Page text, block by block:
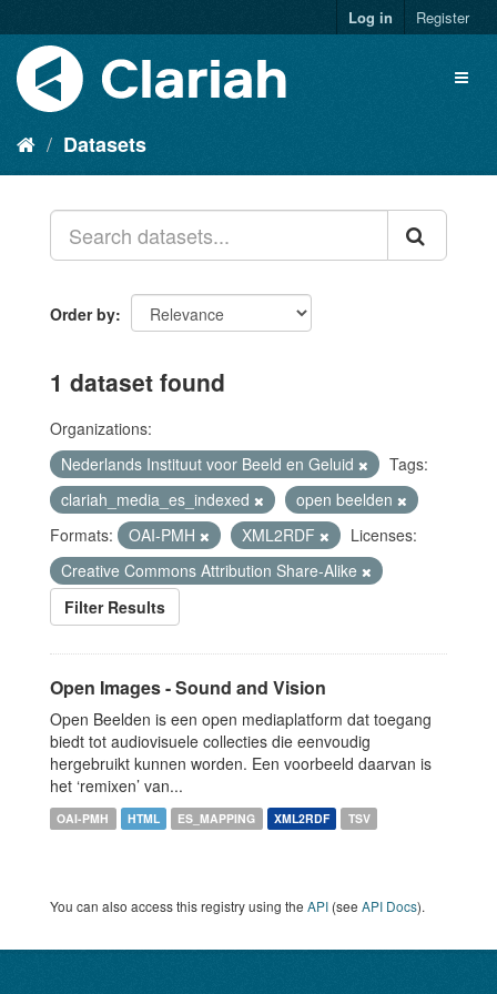
Log in Register
Datasets
Order by
1 dataset found
Organizations:
Nederlands Instituut voor Beeld en Geluid
Tags:
clariah_media_es_indexed
open beelden
Formats:
OAI-PMH XML2RDF
Licenses:
Creative Commons Attribution Share-Alike
Filter Results
Open Images - Sound and Vision
Open Beelden is een open mediaplatform dat toegang
biedt tot audiovisuele collecties die eenvoudig
hergebruikt kunnen worden. Een voorbeeld daarvan is
het ‘remixen’ van...
OAI-PMH HTML ES_MAPPING XML2RDF TSV
You can also access this registry using the API (see API Docs).